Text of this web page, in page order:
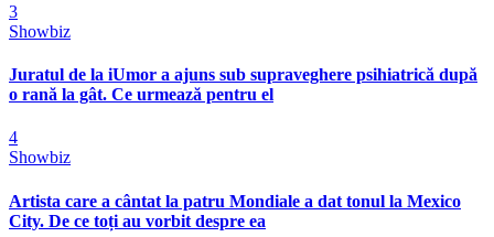
3
Showbiz
Juratul de la iUmor a ajuns sub supraveghere psihiatrică după
o rană la gât. Ce urmează pentru el
4
Showbiz
Artista care a cântat la patru Mondiale a dat tonul la Mexico
City. De ce toți au vorbit despre ea